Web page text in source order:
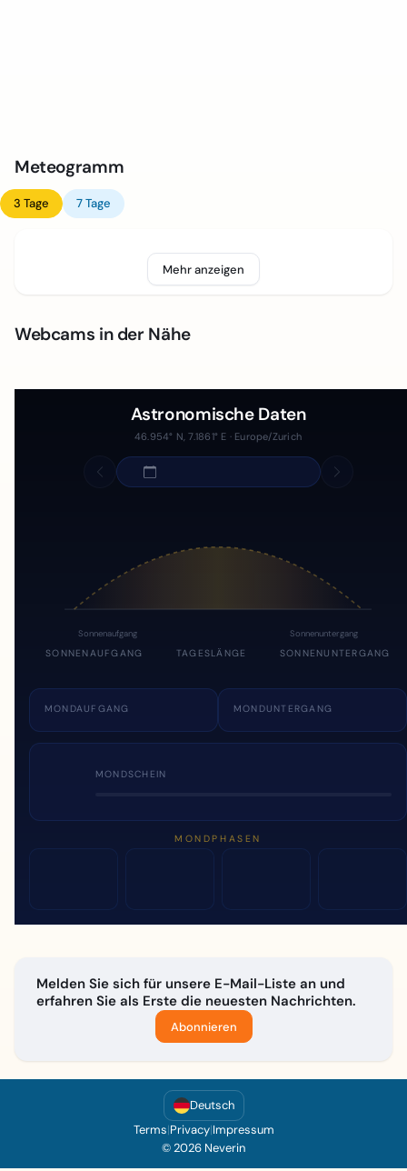
Meteogramm
3 Tage 7 Tage
Mehr anzeigen
Webcams in der Nähe
Astronomische Daten
46.954° N, 7.1861° E · Europe/Zurich
Sonnenaufgang Sonnenuntergang
SONNENAUFGANG TAGESLÄNGE SONNENUNTERGANG
MONDAUFGANG MONDUNTERGANG
MONDSCHEIN
MONDPHASEN
Melden Sie sich für unsere E-Mail-Liste an und
erfahren Sie als Erste die neuesten Nachrichten.
Abonnieren
Deutsch
Terms|Privacy|Impressum
© 2026 Neverin